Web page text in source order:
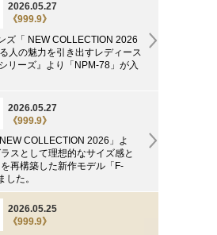
2026.05.27
《999.9》
ズ「 NEW COLLECTION 2026
人の魅力を引き出すレディース
リーズ』より「NPM-78」が入
2026.05.27
《999.9》
COLLECTION 2026」よ
スとして理想的なサイズ感と
再構築した新作モデル「F-
た。
2026.05.25
《999.9》